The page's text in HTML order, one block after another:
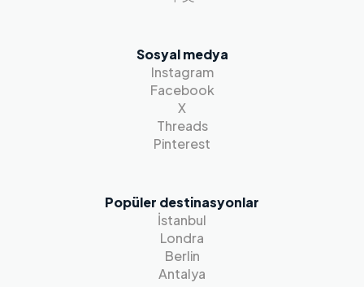
Sosyal medya
Instagram
Facebook
X
Threads
Pinterest
Popüler destinasyonlar
İstanbul
Londra
Berlin
Antalya